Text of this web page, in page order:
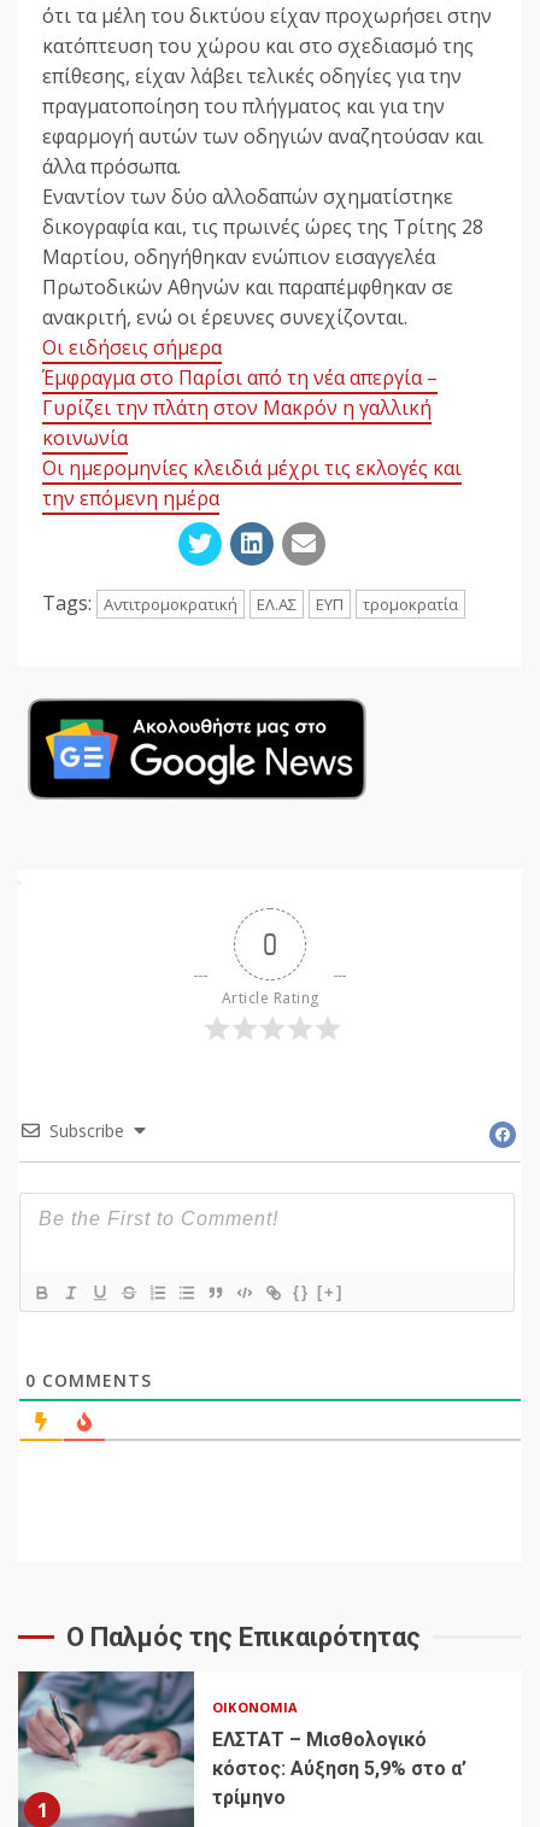
ότι τα μέλη του δικτύου είχαν προχωρήσει στην
κατόπτευση του χώρου και στο σχεδιασμό της
επίθεσης, είχαν λάβει τελικές οδηγίες για την
πραγματοποίηση του πλήγματος και για την
εφαρμογή αυτών των οδηγιών αναζητούσαν και
άλλα πρόσωπα.
Εναντίον των δύο αλλοδαπών σχηματίστηκε
δικογραφία και, τις πρωινές ώρες της Τρίτης 28
Μαρτίου, οδηγήθηκαν ενώπιον εισαγγελέα
Πρωτοδικών Αθηνών και παραπέμφθηκαν σε
ανακριτή, ενώ οι έρευνες συνεχίζονται.
Οι ειδήσεις σήμερα
Έμφραγμα στο Παρίσι από τη νέα απεργία –
Γυρίζει την πλάτη στον Μακρόν η γαλλική
κοινωνία
Οι ημερομηνίες κλειδιά μέχρι τις εκλογές και
την επόμενη ημέρα
Tags: Αντιτρομοκρατική ΕΛ.ΑΣ ΕΥΠ τρομοκρατία
0
Article Rating
Subscribe
{} [+]
0 COMMENTS
Ο Παλμός της Επικαιρότητας
1
ΟΙΚΟΝΟΜΊΑ
ΕΛΣΤΑΤ – Μισθολογικό
κόστος: Αύξηση 5,9% στο α’
τρίμηνο